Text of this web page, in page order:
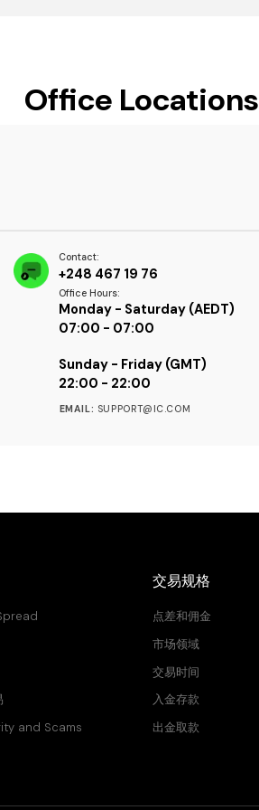
Office Locations
Contact:
+248 467 19 76
Office Hours:
Monday - Saturday (AEDT)
07:00 - 07:00
Sunday - Friday (GMT)
22:00 - 22:00
EMAIL: SUPPORT@IC.COM
and Scams
交易规格
点差和佣金
市场领域
交易时间
入金存款
出金取款